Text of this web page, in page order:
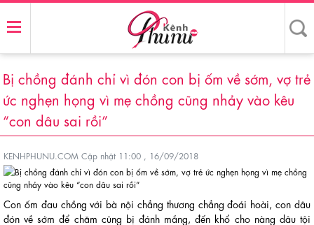
Bị chồng đánh chỉ vì đón con bị ốm về sớm, vợ trẻ
ức nghẹn họng vì mẹ chồng cũng nhảy vào kêu
“con dâu sai rồi”
KENHPHUNU.COM Cập nhật 11:00 , 16/09/2018
Con ốm đau chồng với bà nội chẳng thương chẳng đoái hoài, con dâu
đón về sớm để chăm cũng bị đánh mắng, đến khổ cho nàng dâu tội